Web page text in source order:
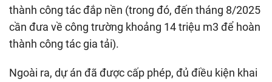
thành công tác đắp nền (trong đó, đến tháng 8/2025
cần đưa về công trường khoảng 14 triệu m3 để hoàn
thành công tác gia tải).
Ngoài ra, dự án đã được cấp phép, đủ điều kiện khai